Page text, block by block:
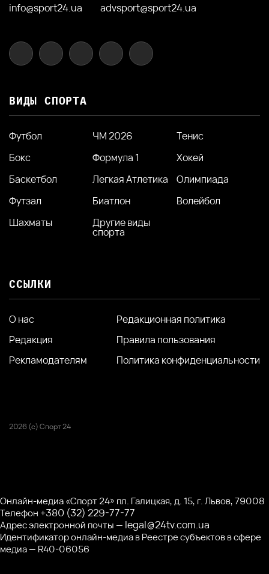
info@sport24.ua advsport@sport24.ua
ВИДЫ СПОРТА
Футбол ЧМ 2026
Тенис
Бокс
Формула 1
Хокей
Баскетбол
Легкая Атлетика
Олимпиада
Футзал
Биатлон
Волейбол
Шахматы
Другие виды
спорта
ССЫЛКИ
О нас
Редакция
Рекламодателям
Редакционная политика
Правила пользования
Политика конфиденциальности
2026 (с) Спорт 24
Онлайн-медиа «Спорт 24» пл. Галицкая, д. 15, г. Львов, 79008
Телефон +380 (32) 229-77-77
Адрес электронной почты — legal@24tv.com.ua
Идентификатор онлайн-медиа в Реестре субъектов в сфере
медиа — R40-06056